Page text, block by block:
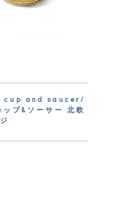
cup and saucer/
プ&ソーサー 北欧